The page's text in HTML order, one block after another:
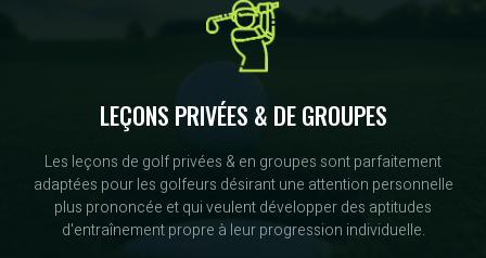
LEÇONS PRIVÉES & DE GROUPES
Les leçons de golf privées & en groupes sont parfaitement
adaptées pour les golfeurs désirant une attention personnelle
plus prononcée et qui veulent développer des aptitudes
d'entraînement propre à leur progression individuelle.